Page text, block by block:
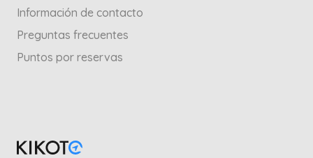
Información de contacto
Preguntas frecuentes
Puntos por reservas